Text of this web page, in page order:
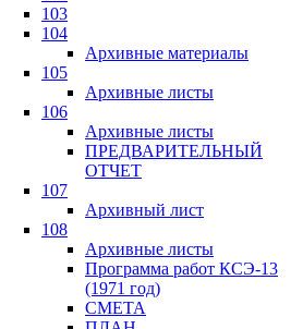
103
104
Архивные материалы
105
Архивные листы
106
Архивные листы
ПРЕДВАРИТЕЛЬНЫЙ
ОТЧЕТ
107
Архивный лист
108
Архивные листы
Программа работ КСЭ-13
(1971 год)
СМЕTA